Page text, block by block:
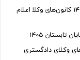
زمان قطعی و رسمی برگزاری آزمون وکالت 1405 کانون‌های وکلا اعلام
1405